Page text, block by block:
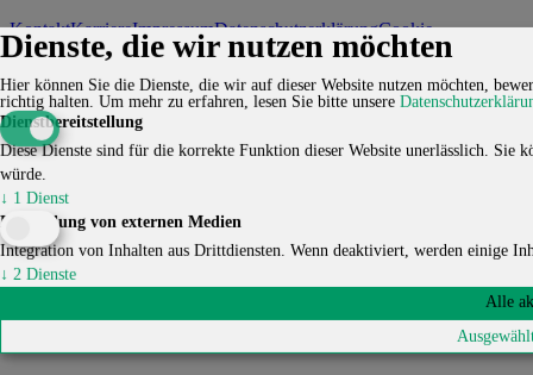
KontaktKarriereImpressumDatenschutzerklärungCookie-
Einstellungen
© 2026 HUCKEPACK e.V. - Alle Rechte vorbehalten.
Dienste, die wir nutzen möchten
Hier können Sie die Dienste, die wir auf dieser Website nutzen möchten,
richtig halten. Um mehr zu erfahren, lesen Sie bitte unsere
Dienstbereitstellung
Diese Dienste sind für die korrekte Funktion dieser Website unerlässlich.
würde.
↓ 1 Dienst
Einbindung von externen Medien
Integration von Inhalten aus Drittdiensten. Wenn deaktiviert, werden einige
↓ 2 Dienste
Alle